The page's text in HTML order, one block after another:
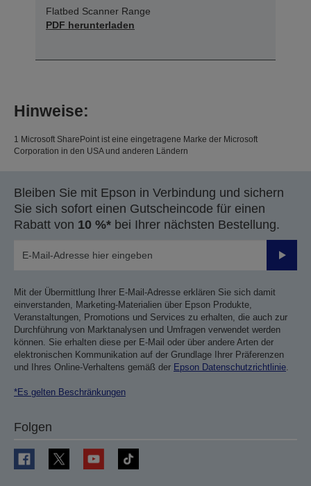
Flatbed Scanner Range
PDF herunterladen
Hinweise:
1 Microsoft SharePoint ist eine eingetragene Marke der Microsoft
Corporation in den USA und anderen Ländern
Bleiben Sie mit Epson in Verbindung und sichern
Sie sich sofort einen Gutscheincode für einen
Rabatt von 10 %* bei Ihrer nächsten Bestellung.
Mit der Übermittlung Ihrer E-Mail-Adresse erklären Sie sich damit
einverstanden, Marketing-Materialien über Epson Produkte,
Veranstaltungen, Promotions und Services zu erhalten, die auch zur
Durchführung von Marktanalysen und Umfragen verwendet werden
können. Sie erhalten diese per E-Mail oder über andere Arten der
elektronischen Kommunikation auf der Grundlage Ihrer Präferenzen
und Ihres Online-Verhaltens gemäß der Epson Datenschutzrichtlinie
*Es gelten Beschränkungen
Folgen